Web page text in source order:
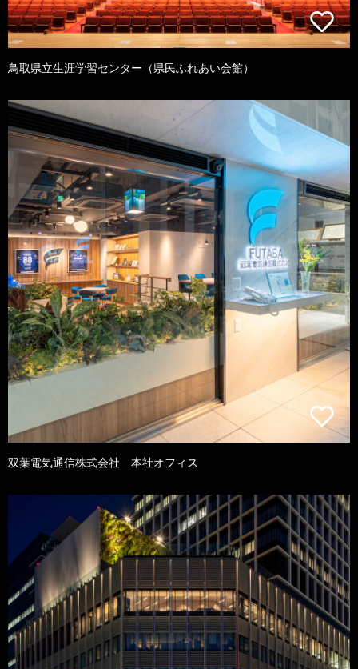
鳥取県立生涯学習センター（県民ふれあい会館）
双葉電気通信株式会社 本社オフィス